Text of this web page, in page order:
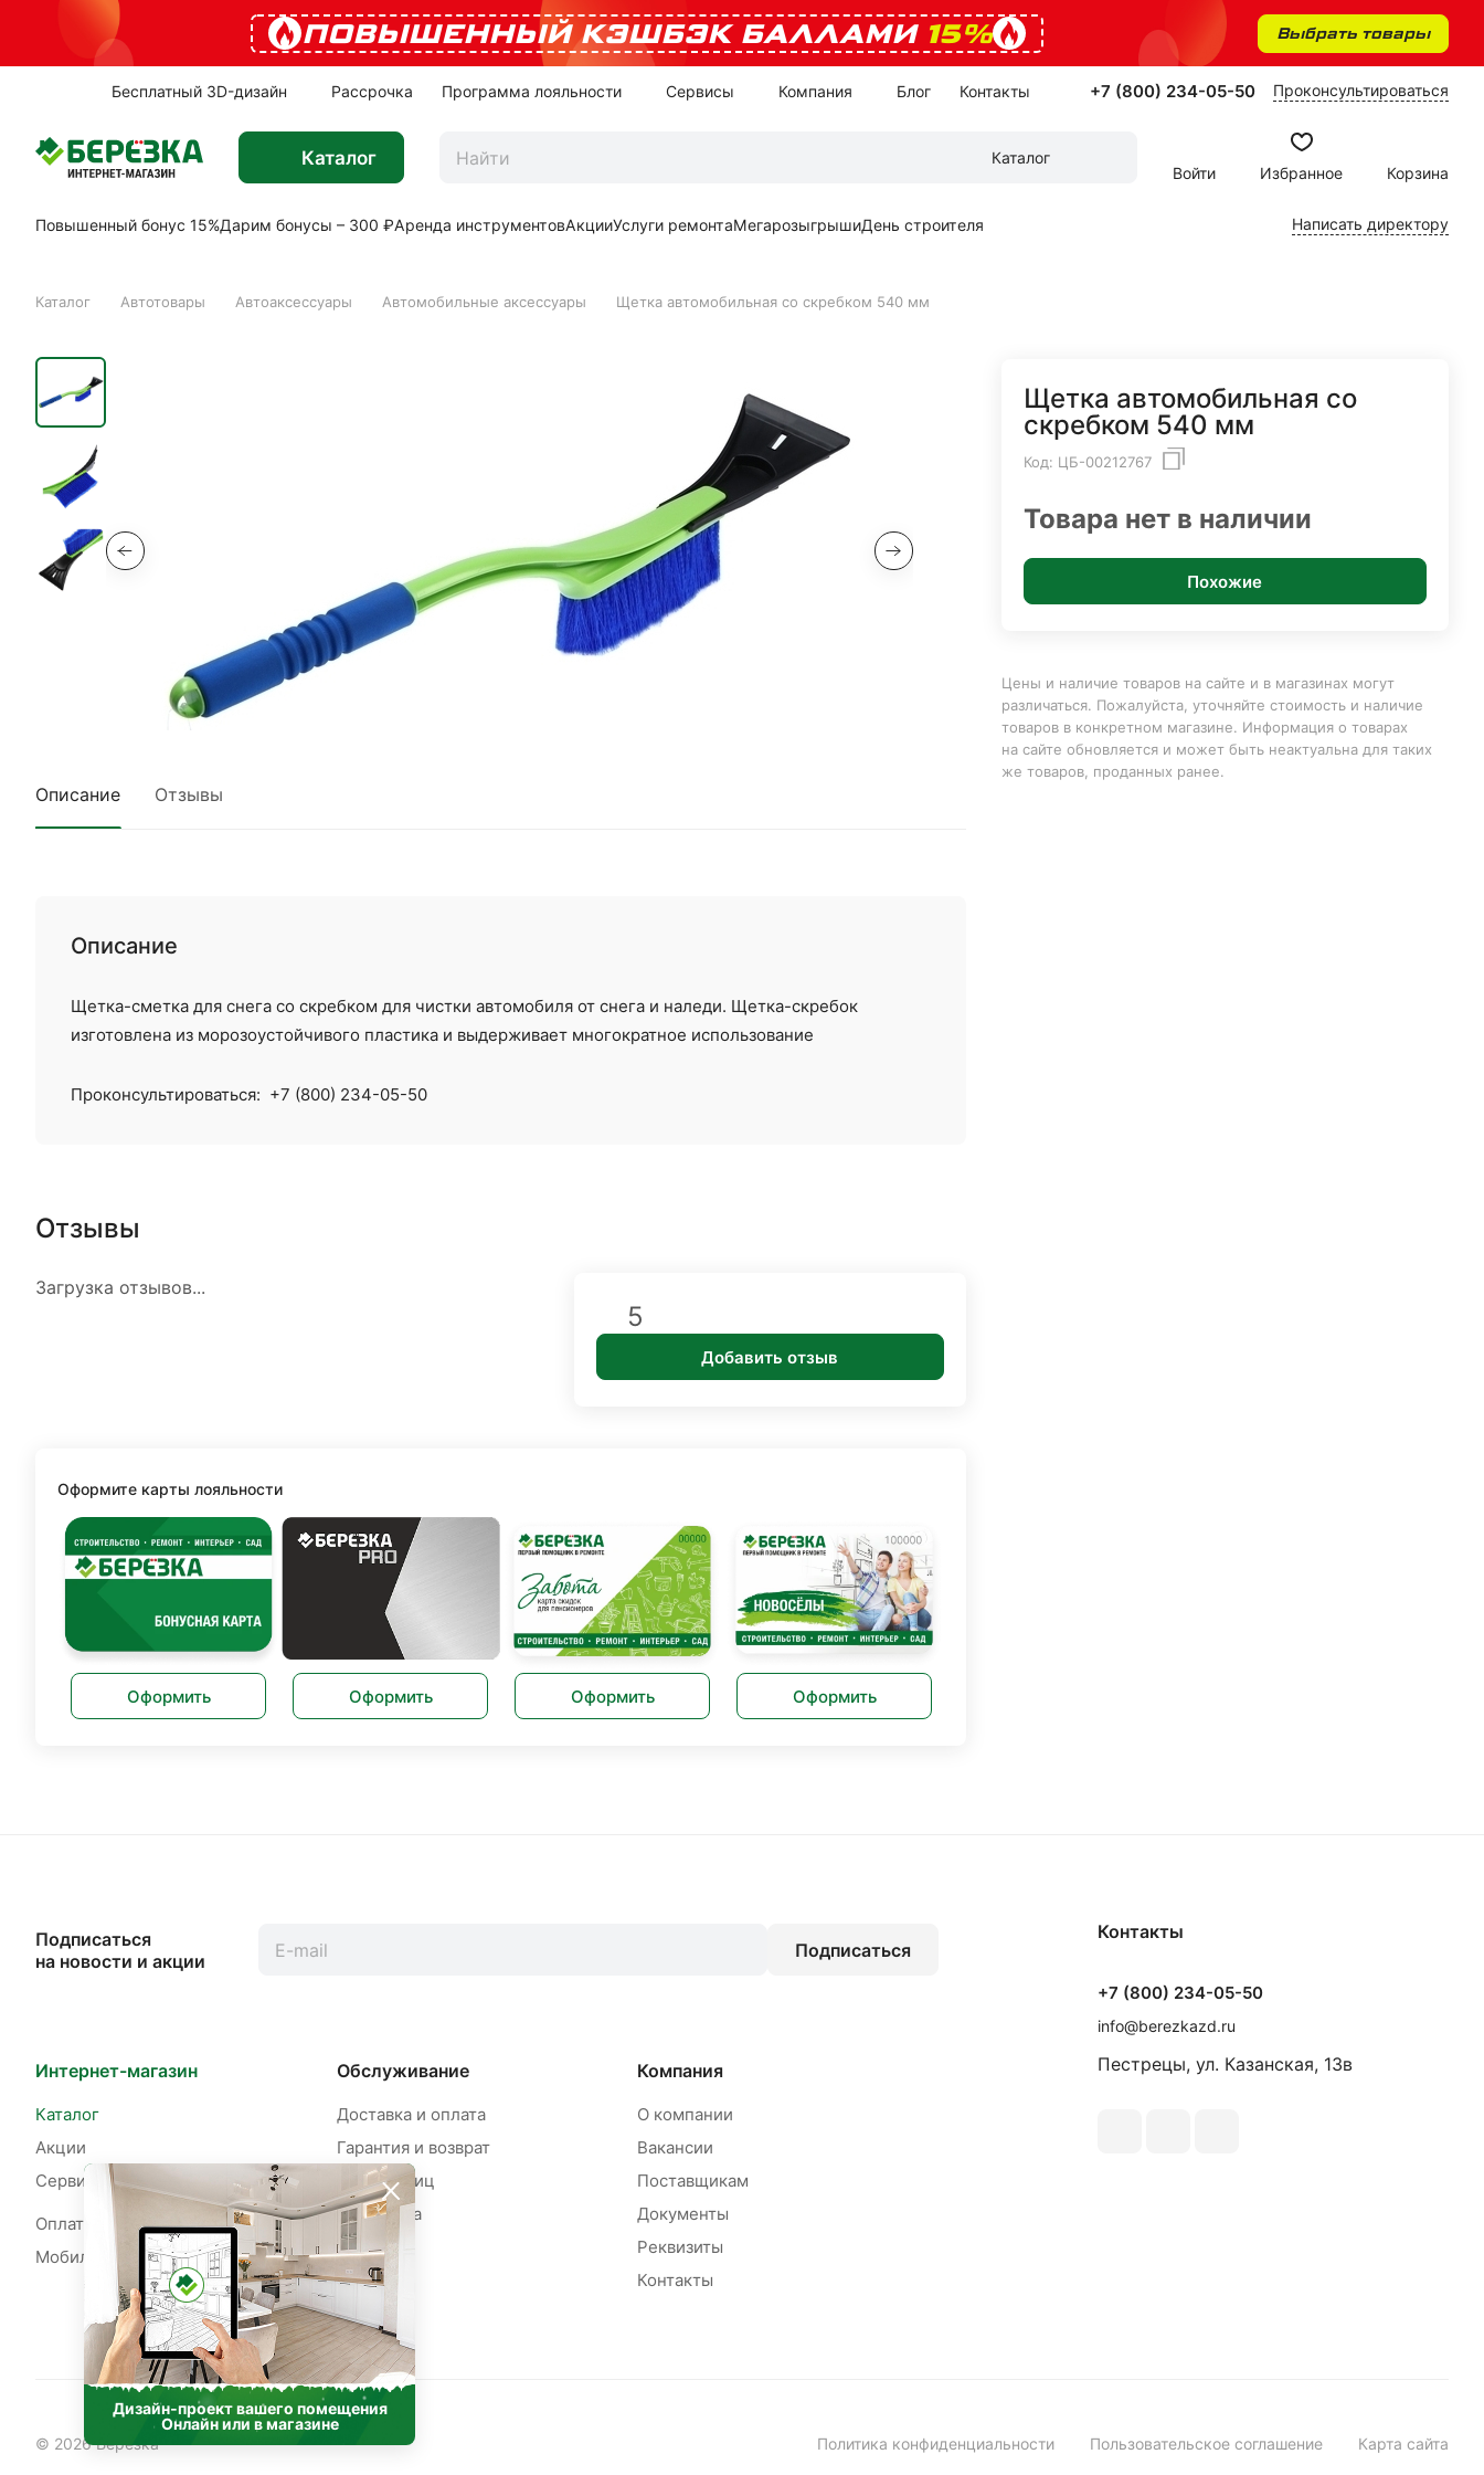
ПОВЫШЕННЫЙ КЭШБЭК БАЛЛАМИ 15% Выбрать товары
Бесплатный 3D-дизайн Рассрочка Программа лояльности Сервисы Компания Блог Контакты +7 (800) 234-05-50 Проконсультироваться
Каталог
Каталог
Войти
Избранное Корзина
Повышенный бонус 15%Дарим бонусы – 300 ₽Аренда инструментовАкцииУслуги ремонтаМегарозыгрышиДень строителя Написать директору
Каталог Автотовары Автоаксессуары Автомобильные аксессуары Щетка автомобильная со скребком 540 мм
Описание Отзывы
Описание
Щетка-сметка для снега со скребком для чистки автомобиля от снега и наледи. Щетка-скребок
изготовлена из морозоустойчивого пластика и выдерживает многократное использование
Проконсультироваться: +7 (800) 234-05-50
Отзывы
Загрузка отзывов...
5
Добавить отзыв
Оформите карты лояльности
Оформить Оформить Оформить Оформить
Щетка автомобильная со
скребком 540 мм
Код: ЦБ-00212767
Товара нет в наличии
Похожие
Цены и наличие товаров на сайте и в магазинах могут
различаться. Пожалуйста, уточняйте стоимость и наличие
товаров в конкретном магазине. Информация о товарах
на сайте обновляется и может быть неактуальна для таких
же товаров, проданных ранее.
Дизайн‑проект вашего помещения
Онлайн или в магазине
Подписаться
на новости и акции
Подписаться
Интернет-магазин
Каталог
Акции
Сервисы
Оплата рассрочки
Мобильное приложение
Обслуживание
Доставка и оплата
Гарантия и возврат
Для юр. лиц
Рассрочка
Компания
О компании
Вакансии
Поставщикам
Документы
Реквизиты
Контакты
Контакты
+7 (800) 234-05-50
info@berezkazd.ru
Пестрецы, ул. Казанская, 13в
© 2026 Берёзка Политика конфиденциальности Пользовательское соглашение Карта сайта